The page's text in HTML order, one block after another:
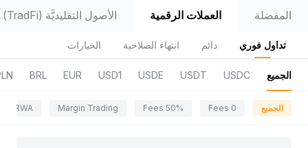
المفضلة العملات الرقمية الأصول التقليديَّة (TradFi)
تداول فوري دائم انتهاء الصلاحية الخيارات
الجميع USDC
USDT
USDE
USD1
EUR
BRL
الجميع 0 Fees
50% Fees
Margin Trading
RWA